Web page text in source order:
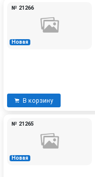
Новая
№ 21266
В корзину
Новая
№ 21265